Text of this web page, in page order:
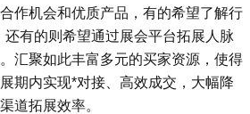
作机会和优质产品，有的希望了解行
有的则希望通过展会平台拓展人脉
汇聚如此丰富多元的买家资源，使得
期内实现*对接、高效成交，大幅降
道拓展效率。